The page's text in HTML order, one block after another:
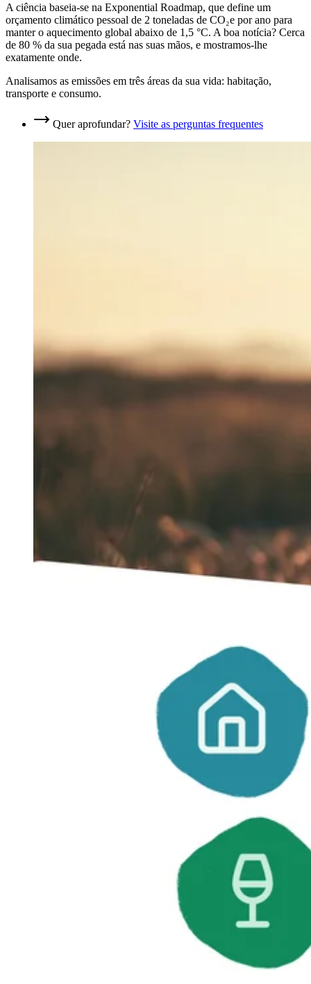
A ciência baseia-se na Exponential Roadmap, que define um
orçamento climático pessoal de 2 toneladas de CO₂e por ano para
manter o aquecimento global abaixo de 1,5 °C. A boa notícia? Cerca
de 80 % da sua pegada está nas suas mãos, e mostramos-lhe
exatamente onde.
Analisamos as emissões em três áreas da sua vida: habitação,
transporte e consumo.
Quer aprofundar? Visite as perguntas frequentes